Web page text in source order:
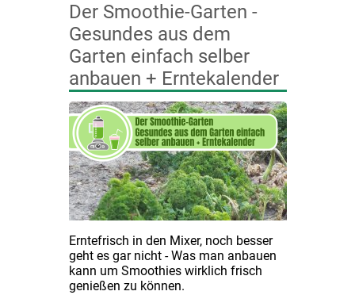
Der Smoothie-Garten -
Gesundes aus dem
Garten einfach selber
anbauen + Erntekalender
Erntefrisch in den Mixer, noch besser
geht es gar nicht - Was man anbauen
kann um Smoothies wirklich frisch
genießen zu können.